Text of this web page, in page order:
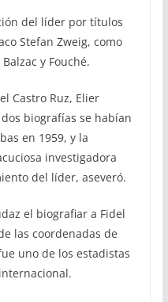
del líder por títulos
Stefan Zweig, como
y Fouché.
Castro Ruz, Elier
biografías se habían
en 1959, y la
investigadora
del líder, aseveró.
el biografiar a Fidel
las coordenadas de
uno de los estadistas